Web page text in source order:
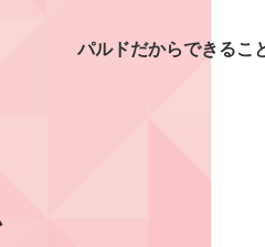
パルドだからできるこ